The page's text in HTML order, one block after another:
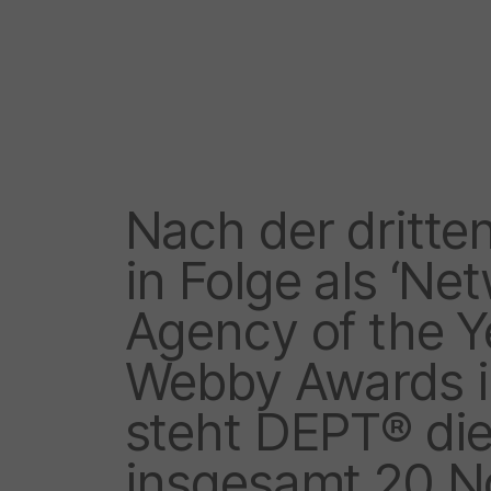
Nach der
in Folge als
Agency of the
Webby Awards
steht DEPT®